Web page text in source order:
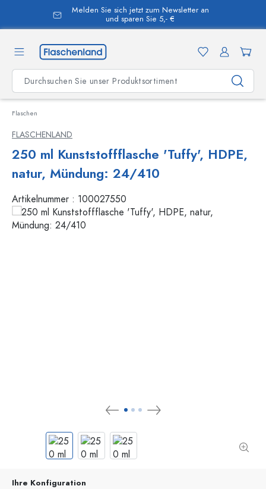
springen
Melden Sie sich jetzt zum Newsletter an
und sparen Sie 5,- €
Flaschen
FLASCHENLAND
250 ml Kunststoffflasche 'Tuffy', HDPE,
natur, Mündung: 24/410
Artikelnummer : 100027550
Ihre Konfiguration